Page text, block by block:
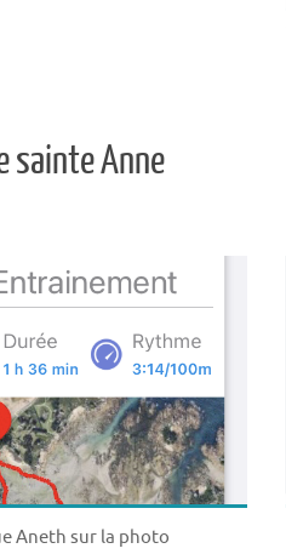
sainte Anne
Aneth sur la photo